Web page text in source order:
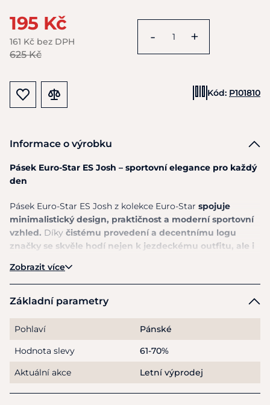
195 Kč
161 Kč bez DPH
625 Kč
- +
Kód: P101810
Informace o výrobku
Pásek Euro-Star ES Josh – sportovní elegance pro každý
den
Pásek Euro-Star ES Josh z kolekce Euro-Star spojuje
minimalistický design, praktičnost a moderní sportovní
vzhled. Díky čistému provedení a decentnímu logu
značky se skvěle hodí nejen k jezdeckému outfitu, ale i
Odolný popruh jedoplněn nastavitelnou kovovou
přezkou, která umožňuje snadé a pohodlné
dlouhou životnost a komfort při každodenním nošení.
čistý a moderní vzhled pásku.
Díky univerzálnímu stylu je pásek ideálním doplňkem k
Zobrazit více
Základní parametry
Pohlaví
Pánské
Hodnota slevy
61-70%
Aktuální akce
Letní výprodej